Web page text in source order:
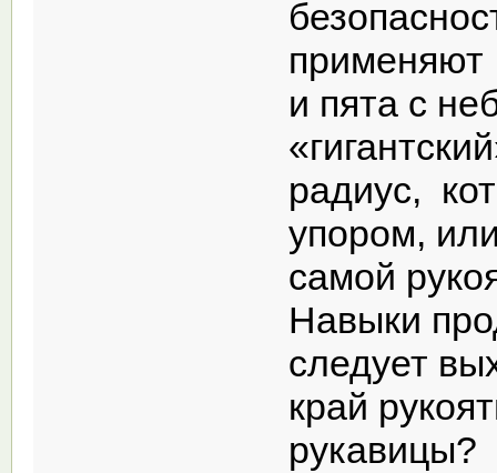
и пята с
радиус,
упором,
самой
Навыки
следует
край